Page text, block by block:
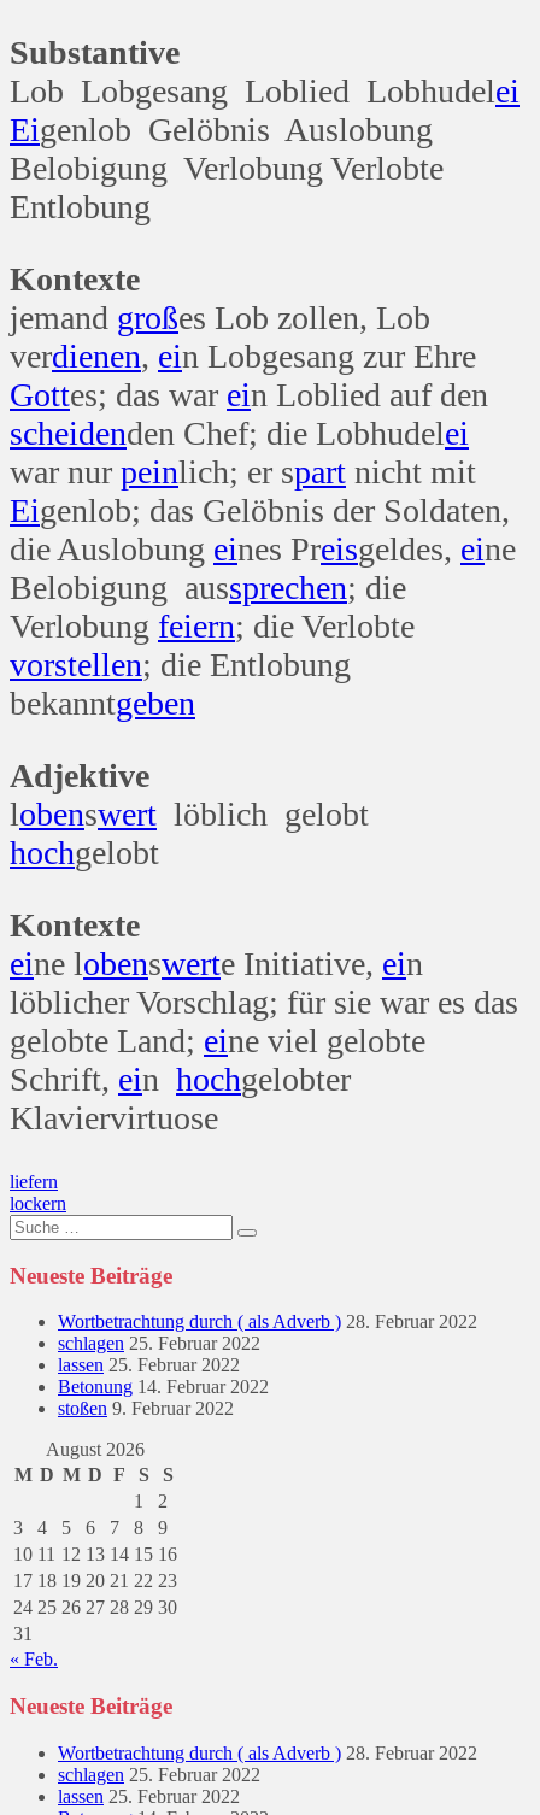
Substantive
Lob Lobgesang Loblied Lobhudelei
Eigenlob Gelöbnis Auslobung
Belobigung Verlobung Verlobte
Entlobung
Kontexte
jemand großes Lob zollen, Lob
verdienen, ein Lobgesang zur Ehre
Gottes; das war ein Loblied auf den
scheidenden Chef; die Lobhudelei
war nur peinlich; er spart nicht mit
Eigenlob; das Gelöbnis der Soldaten,
die Auslobung eines Preisgeldes, eine
Belobigung aussprechen; die
Verlobung feiern; die Verlobte
vorstellen; die Entlobung
bekanntgeben
Adjektive
lobenswert löblich gelobt
hochgelobt
Kontexte
eine lobenswerte Initiative, ein
löblicher Vorschlag; für sie war es das
gelobte Land; eine viel gelobte
Schrift, ein hochgelobter
Klaviervirtuose
Beitragsnavigation
liefern
lockern
Suche
nach:
Neueste Beiträge
Wortbetrachtung durch ( als Adverb ) 28. Februar 2022
schlagen 25. Februar 2022
lassen 25. Februar 2022
Betonung 14. Februar 2022
stoßen 9. Februar 2022
August 2026
M D M D F S
S
1
2
3
4 5 6 7 8
9
10 11 12 13 14 15 16
17 18 19 20 21 22 23
24 25 26 27 28 29 30
31
« Feb.
Neueste Beiträge
Wortbetrachtung durch ( als Adverb ) 28. Februar 2022
schlagen 25. Februar 2022
lassen 25. Februar 2022